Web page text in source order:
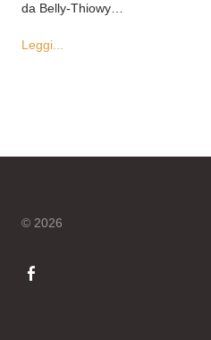
da Belly-Thiowy…
Leggi...
© 2026